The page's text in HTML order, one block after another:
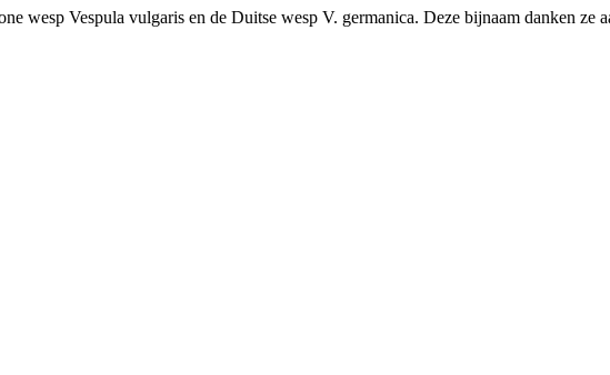
wesp Vespula vulgaris en de Duitse wesp V. germanica. Deze bijnaam danken ze